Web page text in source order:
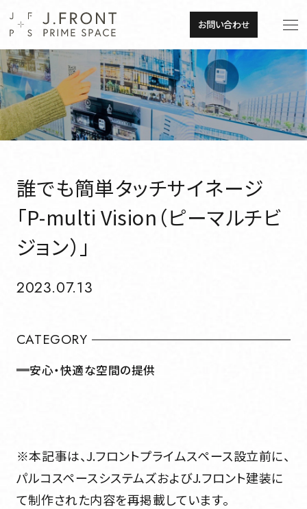
About
企業理念
事業内容
JP EN
お問い合わせ
About
トップメッセージ
会社概要
Service
Works
JP EN
誰でも簡単タッチサイネージ
「P-multi Vision（ピーマルチビ
ジョン）」
2023.07.13
CATEGORY
安心・快適な空間の提供
※本記事は、J.フロントプライムスペース設立前に、
パルコスペースシステムズおよびJ.フロント建装に
て制作された内容を再掲載しています。